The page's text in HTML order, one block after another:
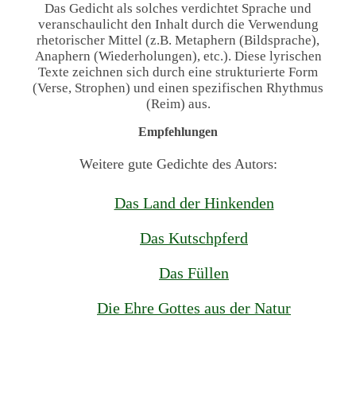
Das Gedicht als solches verdichtet Sprache und
veranschaulicht den Inhalt durch die Verwendung
rhetorischer Mittel (z.B. Metaphern (Bildsprache),
Anaphern (Wiederholungen), etc.). Diese lyrischen
Texte zeichnen sich durch eine strukturierte Form
(Verse, Strophen) und einen spezifischen Rhythmus
(Reim) aus.
Empfehlungen
Weitere gute Gedichte des Autors:
Das Land der Hinkenden
Das Kutschpferd
Das Füllen
Die Ehre Gottes aus der Natur